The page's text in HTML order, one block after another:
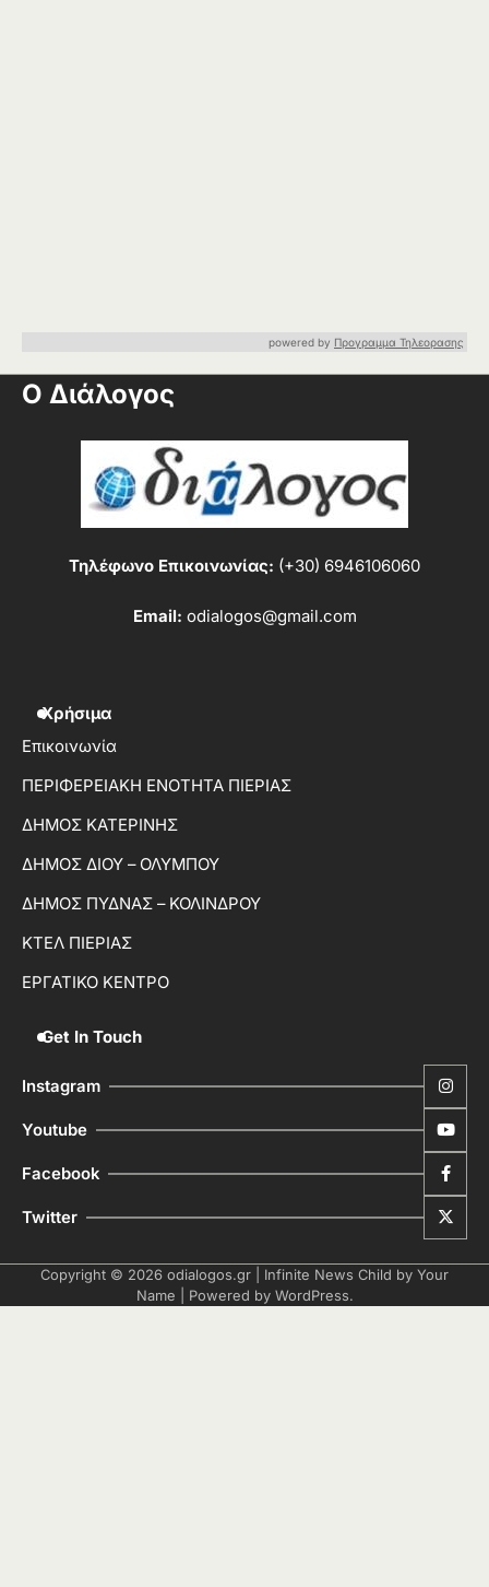
powered by Προγραμμα Τηλεορασης
Ο Διάλογος
Τηλέφωνο Επικοινωνίας: (+30) 6946106060
Email: odialogos@gmail.com
Χρήσιμα
Επικοινωνία
ΠΕΡΙΦΕΡΕΙΑΚΗ ΕΝΟΤΗΤΑ ΠΙΕΡΙΑΣ
ΔΗΜΟΣ ΚΑΤΕΡΙΝΗΣ
ΔΗΜΟΣ ΔΙΟΥ – ΟΛΥΜΠΟΥ
ΔΗΜΟΣ ΠΥΔΝΑΣ – ΚΟΛΙΝΔΡΟΥ
ΚΤΕΛ ΠΙΕΡΙΑΣ
ΕΡΓΑΤΙΚΟ ΚΕΝΤΡΟ
Get In Touch
Instagram
Youtube
Facebook
Twitter
Copyright © 2026 odialogos.gr | Infinite News Child by Your
Name | Powered by WordPress.